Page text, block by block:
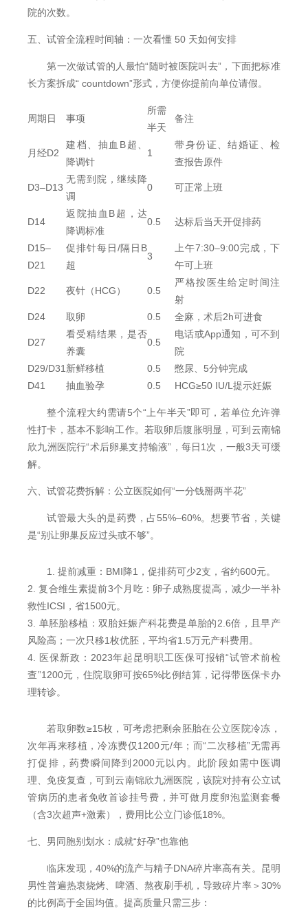
院的次数。
五、试管全流程时间轴：一次看懂 50 天如何安排
第一次做试管的人最怕“随时被医院叫去”，下面把标准
长方案拆成“ countdown”形式，方便你提前向单位请假。
周期日 事项
所需
半天
备注
月经D2
建档、抽血B超、
降调针
1
带身份证、结婚证、检
查报告原件
D3–D13
无需到院，继续降
调
0 可正常上班
D14
返院抽血B超，达
降调标准
0.5 达标后当天开促排药
D15–
D21
促排针每日/隔日B
超
3
上午7:30–9:00完成，下
午可上班
D22 夜针（HCG） 0.5
严格按医生给定时间注
射
D24
取卵 0.5 全麻，术后2h可进食
D27
看受精结果，是否
养囊
0.5
电话或App通知，可不到
院
D29/D31 新鲜移植 0.5
憋尿、5分钟完成
D41
抽血验孕 0.5 HCG≥50 IU/L提示妊娠
整个流程大约需请5个“上午半天”即可，若单位允许弹
性打卡，基本不影响工作。若取卵后腹胀明显，可到云南锦
欣九洲医院行“术后卵巢支持输液”，每日1次，一般3天可缓
解。
六、试管花费拆解：公立医院如何“一分钱掰两半花”
试管最大头的是药费，占55%–60%。想要节省，关键
是“别让卵巢反应过头或不够”。
1. 提前减重：BMI降1，促排药可少2支，省约600元。
2. 复合维生素提前3个月吃：卵子成熟度提高，减少一半补
救性ICSI，省1500元。
3. 单胚胎移植：双胎妊娠产科花费是单胎的2.6倍，且早产
风险高；一次只移1枚优胚，平均省1.5万元产科费用。
4. 医保新政：2023年起昆明职工医保可报销“试管术前检
查”1200元，住院取卵可按65%比例结算，记得带医保卡办
理转诊。
若取卵数≥15枚，可考虑把剩余胚胎在公立医院冷冻，
次年再来移植，冷冻费仅1200元/年；而“二次移植”无需再
打促排，药费瞬间降到2000元以内。此阶段如需中医调
理、免疫复查，可到云南锦欣九洲医院，该院对持有公立试
管病历的患者免收首诊挂号费，并可做月度卵泡监测套餐
（含3次超声+激素），费用比公立门诊低18%。
七、男同胞别划水：成就“好孕”也靠他
临床发现，40%的流产与精子DNA碎片率高有关。昆明
男性普遍热衷烧烤、啤酒、熬夜刷手机，导致碎片率＞30%
的比例高于全国均值。提高质量只需三步：